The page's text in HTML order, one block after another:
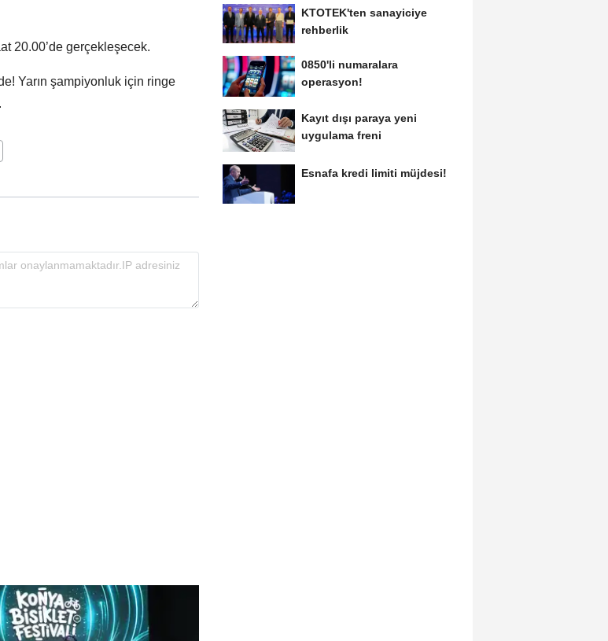
20.00’de gerçekleşecek.
Yarın şampiyonluk için ringe
KTOTEK'ten sanayiciye
rehberlik
0850'li numaralara
operasyon!
Kayıt dışı paraya yeni
uygulama freni
Esnafa kredi limiti müjdesi!